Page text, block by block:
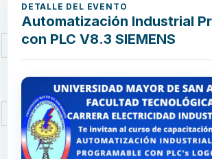
DETALLE DEL EVENTO
Automatización Industrial
con PLC V8.3 SIEMENS